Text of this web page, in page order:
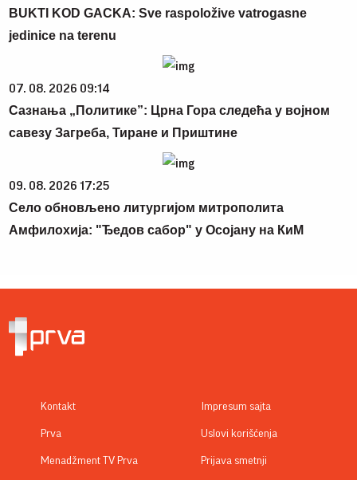
BUKTI KOD GACKA: Sve raspoložive vatrogasne
jedinice na terenu
07. 08. 2026 09:14
Сазнања „Политике”: Црна Гора следећа у војном
савезу Загреба, Тиране и Приштине
09. 08. 2026 17:25
Село обновљено литургијом митрополита
Амфилохија: "Ђедов сабор" у Осојану на КиМ
Kontakt
Prva
Menadžment TV Prva
Impresum sajta
Uslovi korišćenja
Prijava smetnji